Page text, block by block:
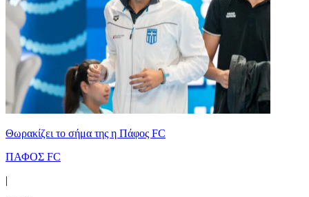
Θωρακίζει το σήμα της η Πάφος FC
ΠΑΦΟΣ FC
|